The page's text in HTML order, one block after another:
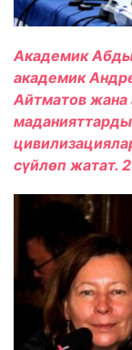
Академик
академик
Айтматов
сүйлөп жатат.